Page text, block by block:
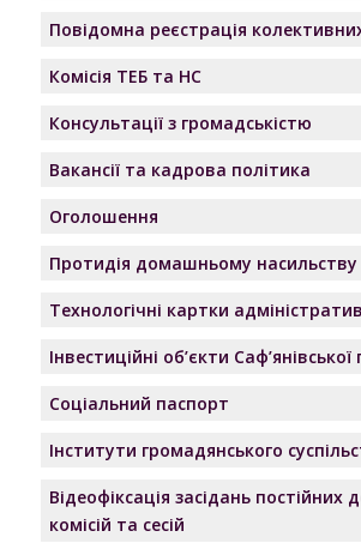
Повідомна реєстрація
Комісія ТЕБ та НС
Консультації з громадськістю
Вакансії та кадрова політика
Оголошення
Протидія домашньому насильству
Технологічні картки
Інвестиційні об’єкти
Соціальний паспорт
Інститути громадянського
Відеофіксація засідань постійних
комісій та сесій